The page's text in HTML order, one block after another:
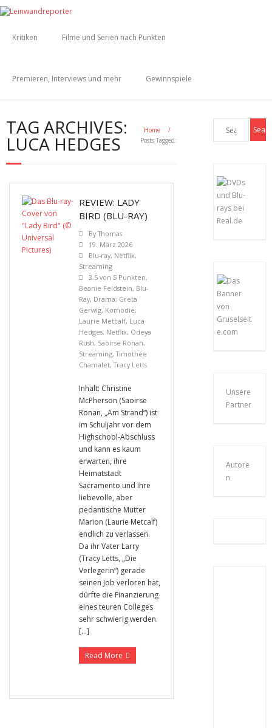
Kritiken Filme und Serien nach Punkten
Premieren, Interviews und mehr Gewinnspiele
TAG ARCHIVES:
LUCA HEDGES
Home
/
Posts Tagged:
REVIEW: LADY
BIRD (BLU-RAY)
ByThomas
19. März 2026
Blu-ray, Netflix,
Streaming
3.5 von 5 Punkten,
Beanie Feldstein, Blu-
Ray, Drama, Greta
Gerwig, Komödie,
Laurie Metcalf, Luca
Hedges, Netflix, Odeya
Rush, Saoirse Ronan,
Streaming,Timothée
Chamalet,Tracy Letts
Inhalt: Christine
McPherson (Saoirse
Ronan, „Am Strand“) ist
im Schuljahr vor dem
Highschool-Abschluss
und kann es kaum
erwarten, ihre
Heimatstadt
Sacramento und ihre
liebevolle, aber
pedantische Mutter
Marion (Laurie Metcalf)
endlich zu verlassen.
Da ihr Vater Larry
(Tracy Letts, „Die
Verlegerin“) gerade
seinen Job verloren hat,
dürfte die Finanzierung
eines teuren Colleges
sehr schwierig werden.
[…]
Read More
Unsere
Partner
Autore
n